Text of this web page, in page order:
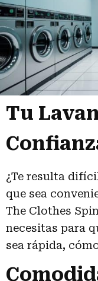
Tu
¿Te resulta
que sea
The Clothes
necesitas para
sea rápida,